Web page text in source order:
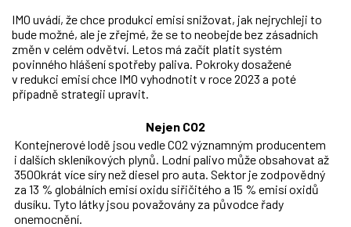
IMO uvádí, že chce produkci emisí snižovat, jak nejrychleji to
bude možné, ale je zřejmé, že se to neobejde bez zásadních
změn v celém odvětví. Letos má začít platit systém
povinného hlášení spotřeby paliva. Pokroky dosažené
v redukci emisí chce IMO vyhodnotit v roce 2023 a poté
případně strategii upravit.
Nejen CO2
Kontejnerové lodě jsou vedle CO2 významným producentem
i dalších skleníkových plynů. Lodní palivo může obsahovat až
3500krát více síry než diesel pro auta. Sektor je zodpovědný
za 13 % globálních emisí oxidu siřičitého a 15 % emisí oxidů
dusíku. Tyto látky jsou považovány za původce řady
onemocnění.